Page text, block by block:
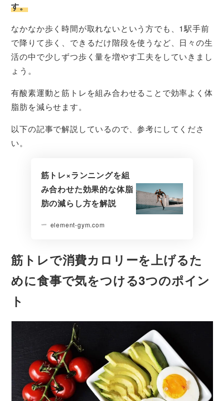
す。
なかなか歩く時間が取れないという方でも、1駅手前
で降りて歩く、できるだけ階段を使うなど、日々の生
活の中で少しずつ歩く量を増やす工夫をしていきまし
ょう。
有酸素運動と筋トレを組み合わせることで効率よく体
脂肪を減らせます。
以下の記事で解説しているので、参考にしてくださ
い。
筋トレ×ランニングを組
み合わせた効果的な体脂
肪の減らし方を解説
element-gym.com
筋トレで消費カロリーを上げるた
めに食事で気をつける3つのポイン
ト